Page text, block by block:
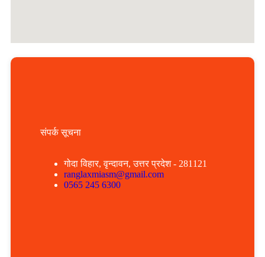
संपर्क सूचना
गोदा विहार, वृन्दावन, उत्तर प्रदेश - 281121
ranglaxmiasm@gmail.com
0565 245 6300